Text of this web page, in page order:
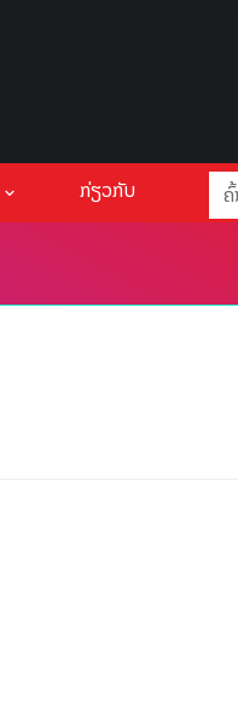
ກ່ຽວກັບ